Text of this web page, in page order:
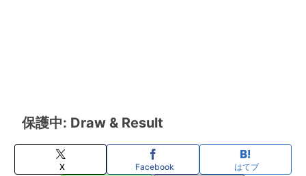
保護中: Draw & Result
X Facebook はてブ